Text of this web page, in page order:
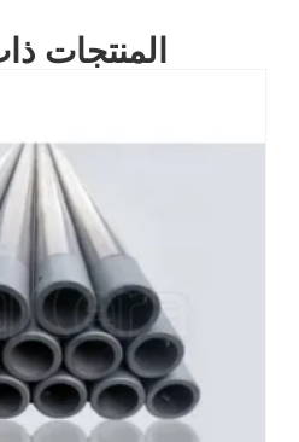
المنتجات